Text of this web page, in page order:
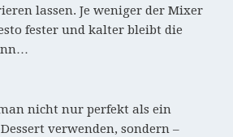
lassen. Je weniger der Mixer
fester und kalter bleibt die
nicht nur perfekt als ein
verwenden, sondern –